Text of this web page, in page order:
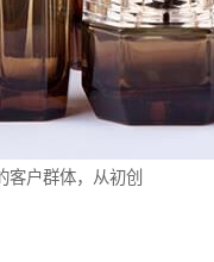
客户群体，从初创